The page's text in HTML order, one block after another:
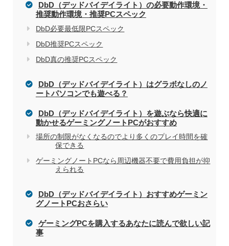
DbD（デッドバイデイライト）の必要動作環境・
推奨動作環境・推奨PCスペック
DbD必要最低限PCスペック
DbD推奨PCスペック
DbD真の推奨PCスペック
DbD（デッドバイデイライト）はグラボなしのノ
ートパソコンでも遊べる？
DbD（デッドバイデイライト）を遊ぶなら快適に
動かせるゲーミングノートPCがおすすめ
場所の制限がなくなるのでより多くのプレイ時間を確
保できる
ゲーミングノートPCなら周辺機器不要で費用負担が抑
えられる
DbD（デッドバイデイライト）おすすめゲーミン
グノートPCおさらい
ゲーミングPCを購入するあなたに読んで欲しい記
事